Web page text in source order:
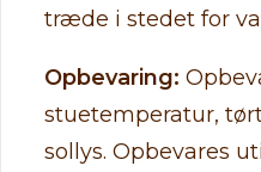
træde i stedet for
Opbevaring:
stuetemperatur,
sollys. Opbevares